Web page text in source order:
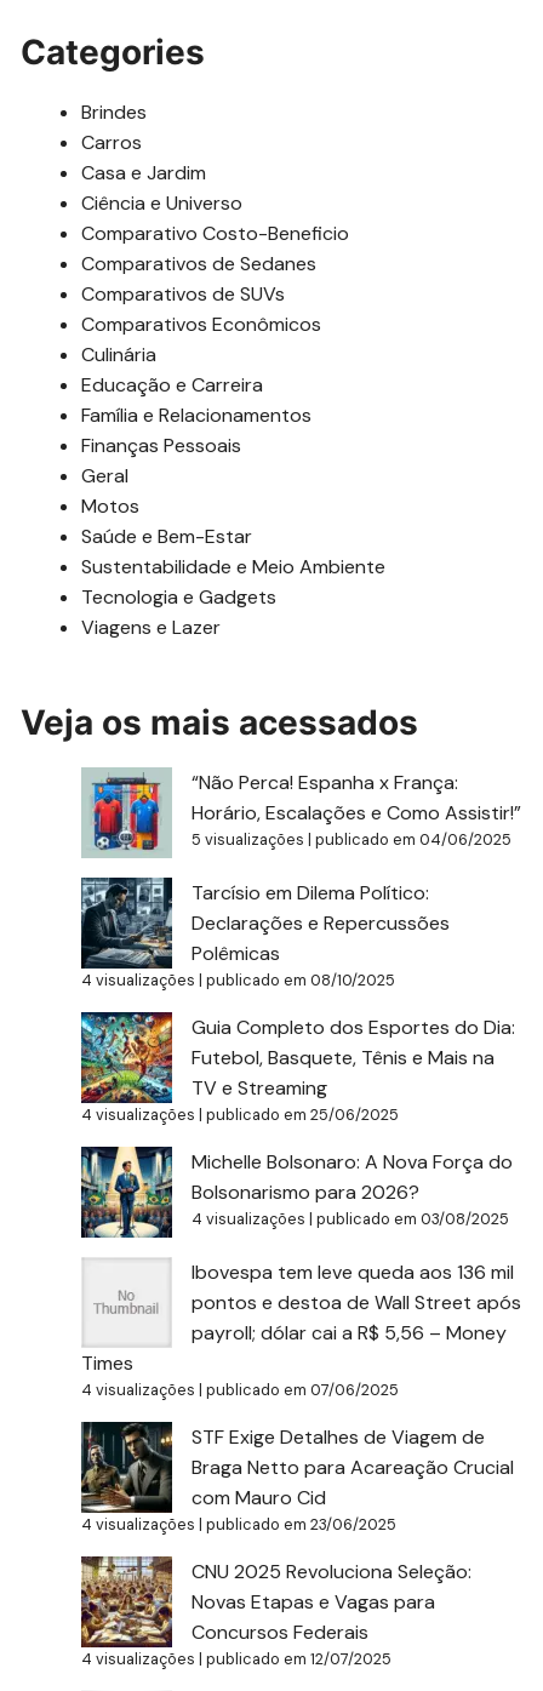
Categories
Brindes
Carros
Casa e Jardim
Ciência e Universo
Comparativo Costo-Beneficio
Comparativos de Sedanes
Comparativos de SUVs
Comparativos Econômicos
Culinária
Educação e Carreira
Família e Relacionamentos
Finanças Pessoais
Geral
Motos
Saúde e Bem-Estar
Sustentabilidade e Meio Ambiente
Tecnologia e Gadgets
Viagens e Lazer
Veja os mais acessados
“Não Perca! Espanha x França:
Horário, Escalações e Como Assistir!”
5 visualizações |publicado em 04/06/2025
Tarcísio em Dilema Político:
Declarações e Repercussões
Polêmicas
4 visualizações |publicado em 08/10/2025
Guia Completo dos Esportes do Dia:
Futebol, Basquete, Tênis e Mais na
TV e Streaming
4 visualizações |publicado em 25/06/2025
Michelle Bolsonaro: A Nova Força do
Bolsonarismo para 2026?
4 visualizações |publicado em 03/08/2025
Ibovespa tem leve queda aos 136 mil
pontos e destoa de Wall Street após
payroll; dólar cai a R$ 5,56 – Money
Times
4 visualizações |publicado em 07/06/2025
STF Exige Detalhes de Viagem de
Braga Netto para Acareação Crucial
com Mauro Cid
4 visualizações |publicado em 23/06/2025
CNU 2025 Revoluciona Seleção:
Novas Etapas e Vagas para
Concursos Federais
4 visualizações |publicado em 12/07/2025